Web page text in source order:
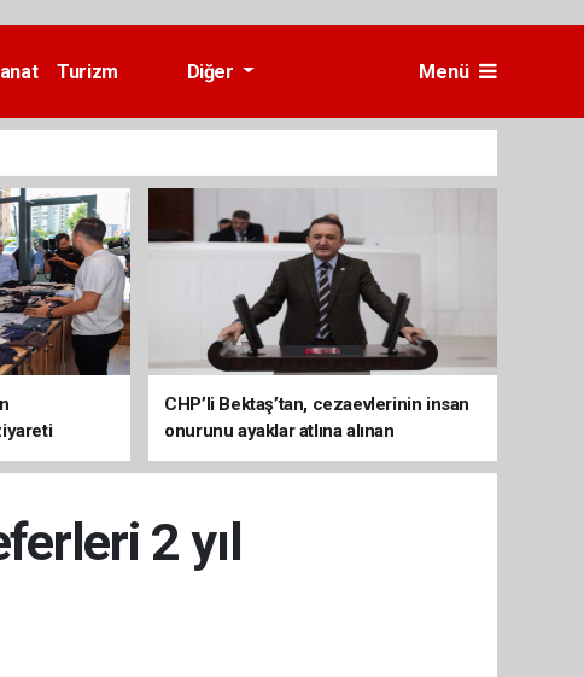
Turizm
Diğer Menü
CHP’li Bektaş’tan, cezaevlerinin insan
onurunu ayaklar atlına alınan
mekânlara dönüşmesine tepki
2 yıl